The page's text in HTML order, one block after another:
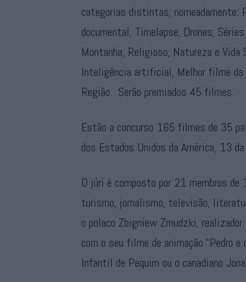
categorias distintas, nomeadamente:
documental, Timelapse, Drones,
Montanha, Religioso, Natureza e
Inteligência artificial, Melhor filme da
Região. Serão premiados 45 filmes.
Estão a concurso 165 filmes de 35
dos Estados Unidos da América, 13
O júri é composto por 21 membros
turismo, jornalismo, televisão,
o polaco Zbigniew Zmudzki,
com o seu filme de animação “Pedro
Infantil de Pequim ou o canadiano